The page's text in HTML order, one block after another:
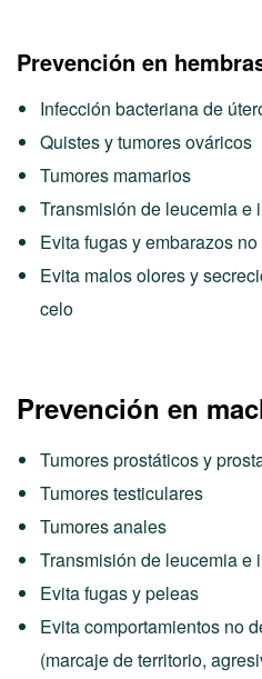
Prevención en
Infección bacteriana de
Quistes y tumores ováricos
Tumores mamarios
Transmisión de leucemia e
Evita fugas y embarazos
Evita malos olores y
celo
Prevención en
Tumores prostáticos y
Tumores testiculares
Tumores anales
Transmisión de leucemia e
Evita fugas y peleas
Evita comportamientos no
(marcaje de territorio,